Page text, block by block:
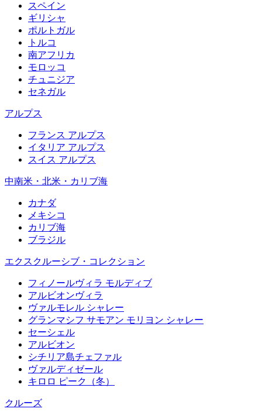
スペイン
ギリシャ
ポルトガル
トルコ
南アフリカ
モロッコ
チュニジア
セネガル
アルプス
フランス アルプス
イタリア アルプス
スイス アルプス
中南米・北米・カリブ海
カナダ
メキシコ
カリブ海
ブラジル
エクスクルーシブ・コレクション
フィノールヴィラ モルディブ
アルビオンヴィラ
ヴァルモレル シャレー
グランマシフ サモアン モリヨン シャレー
セーシェル
アルビオン
シチリア島チェファル
ヴァルディゼール
キロロ ピーク（冬）
クルーズ